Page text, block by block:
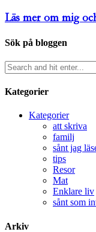
Läs mer om mig
Sök på bloggen
Kategorier
Kategorier
att skriva
familj
sånt jag
tips
Resor
Mat
Enklare liv
sånt som
Arkiv